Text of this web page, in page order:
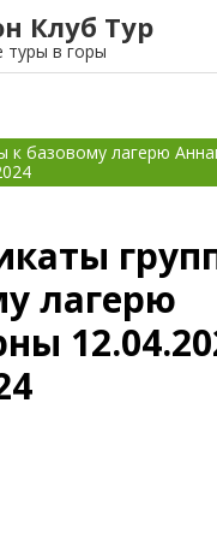
Клуб Тур
туры в горы
к базовому лагерю
лагерю